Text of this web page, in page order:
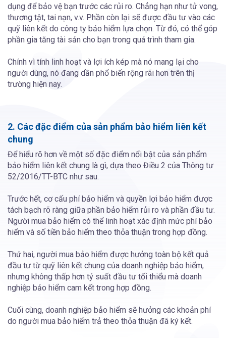
dụng để bảo vệ bạn trước các rủi ro. Chẳng hạn như tử vong,
thương tật, tai nạn, v.v. Phần còn lại sẽ được đầu tư vào các
quỹ liên kết do công ty bảo hiểm lựa chọn. Từ đó, có thể góp
phần gia tăng tài sản cho bạn trong quá trình tham gia.
Chính vì tính linh hoạt và lợi ích kép mà nó mang lại cho
người dùng, nó đang dần phổ biến rộng rãi hơn trên thị
trường hiện nay.
2. Các đặc điểm của sản phẩm bảo hiểm liên kết
chung
Để hiểu rõ hơn về một số đặc điểm nổi bật của sản phẩm
bảo hiểm liên kết chung là gì, dựa theo Điều 2 của Thông tư
52/2016/TT-BTC như sau.
Trước hết, cơ cấu phí bảo hiểm và quyền lợi bảo hiểm được
tách bạch rõ ràng giữa phần bảo hiểm rủi ro và phần đầu tư.
Người mua bảo hiểm có thể linh hoạt xác định mức phí bảo
hiểm và số tiền bảo hiểm theo thỏa thuận trong hợp đồng.
Thứ hai, người mua bảo hiểm được hưởng toàn bộ kết quả
đầu tư từ quỹ liên kết chung của doanh nghiệp bảo hiểm,
nhưng không thấp hơn tỷ suất đầu tư tối thiểu mà doanh
nghiệp bảo hiểm cam kết trong hợp đồng.
Cuối cùng, doanh nghiệp bảo hiểm sẽ hưởng các khoản phí
do người mua bảo hiểm trả theo thỏa thuận đã ký kết.